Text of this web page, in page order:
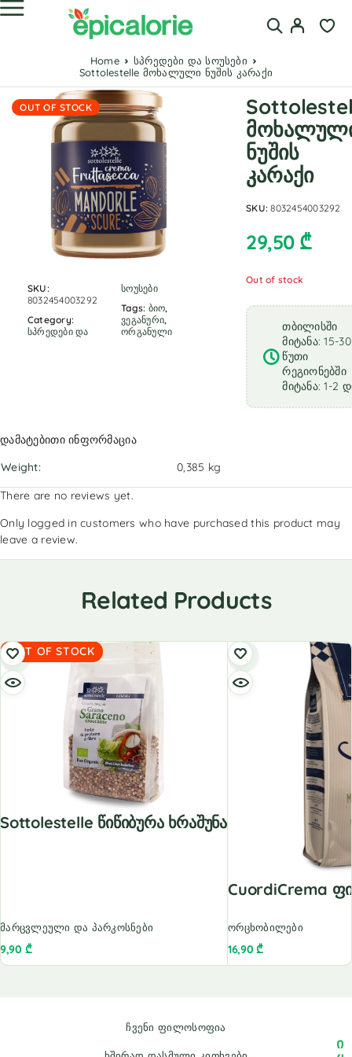
Home
სპრედები და სოუსები
Sottolestelle მოხალული ნუშის კარაქი
OUT OF STOCK
SKU:
8032454003292
Category:
სპრედები და
სოუსები
Tags: ბიო
ვეგანური
ორგანული
ნუშის
კარაქი
SKU:8032454003292
29,50 ₾
Out of stock
თბილისში
მიტანა: 15-30
წუთი
რეგიონებში
მიტანა: 1-2
დამატებითი ინფორმაცია
Weight
0,385 kg
There are no reviews yet.
Only logged in customers who have purchased this product may
leave a review.
Related Products
OUT OF STOCK
Sottolestelle Წიწიბურა Ხრაშუნა
მარცვლეული და პარკოსნები
9,90 ₾
CuordiCrema
ორცხობილები
16,90₾
ჩვენი ფილოსოფია
ი